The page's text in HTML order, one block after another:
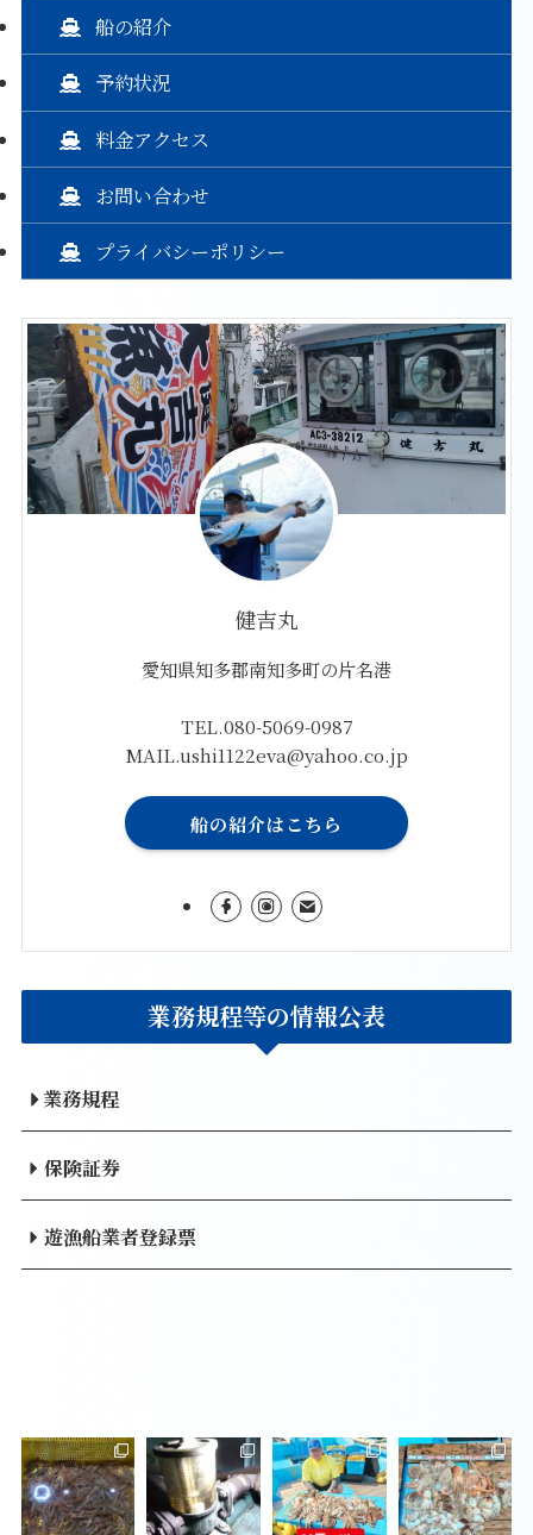
船の紹介
予約状況
料金アクセス
お問い合わせ
プライバシーポリシー
健吉丸
愛知県知多郡南知多町の片名港
TEL.080-5069-0987
MAIL.ushi1122eva@yahoo.co.jp
船の紹介はこちら
業務規程等の情報公表
業務規程
保険証券
遊漁船業者登録票